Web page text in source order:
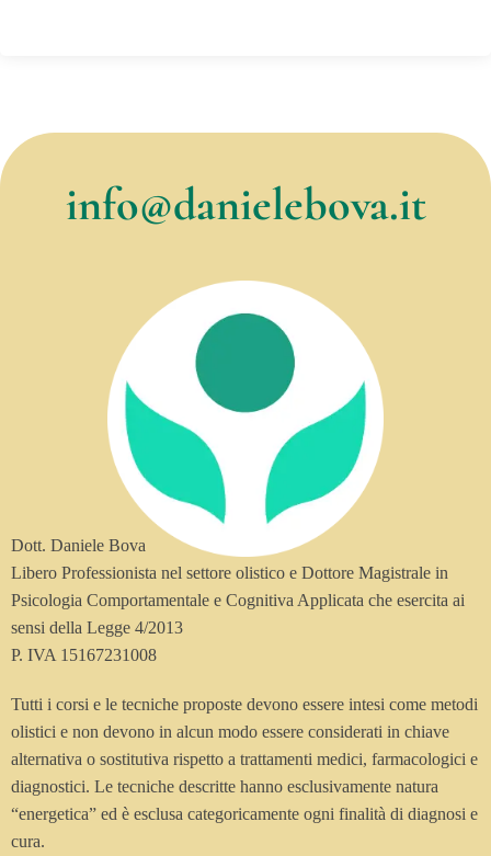
info@danielebova.it
Dott. Daniele Bova
Libero Professionista nel settore olistico e Dottore Magistrale in
Psicologia Comportamentale e Cognitiva Applicata che esercita ai
sensi della Legge 4/2013
P. IVA 15167231008
Tutti i corsi e le tecniche proposte devono essere intesi come metodi
olistici e non devono in alcun modo essere considerati in chiave
alternativa o sostitutiva rispetto a trattamenti medici, farmacologici e
diagnostici. Le tecniche descritte hanno esclusivamente natura
“energetica” ed è esclusa categoricamente ogni finalità di diagnosi e
cura.